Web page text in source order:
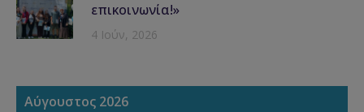
επικοινωνία!»
4 Ιούν, 2026
Αύγουστος 2026